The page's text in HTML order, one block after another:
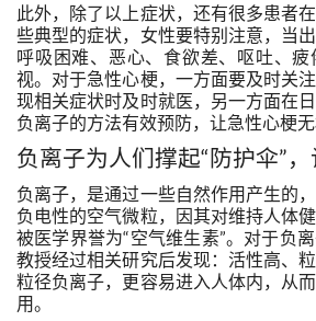
此外，除了以上症状，还有很多患者
些典型的症状，女性要特别注意，当
呼吸困难、恶心、食欲差、呕吐、
视。对于急性心梗，一方面要及时关
现相关症状时及时就医，另一方面在
负离子的方法有效预防，让急性心梗无
负离子为人们撑起“防护伞”
负离子，是通过一些自然作用产生的
负电性的空气微粒，因其对维持人体
被医学界誉为“空气维生素”。对于负
教授经过相关研究后发现：活性高、
粒径负离子，更容易进入人体内，从
用。